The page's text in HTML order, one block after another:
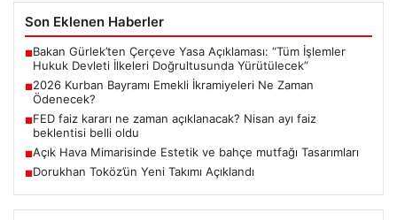
Son Eklenen Haberler
■Bakan Gürlek’ten Çerçeve Yasa Açıklaması: “Tüm İşlemler
Hukuk Devleti İlkeleri Doğrultusunda Yürütülecek”
■2026 Kurban Bayramı Emekli İkramiyeleri Ne Zaman
Ödenecek?
■FED faiz kararı ne zaman açıklanacak? Nisan ayı faiz
beklentisi belli oldu
■Açık Hava Mimarisinde Estetik ve bahçe mutfağı Tasarımları
■Dorukhan Toköz’ün Yeni Takımı Açıklandı